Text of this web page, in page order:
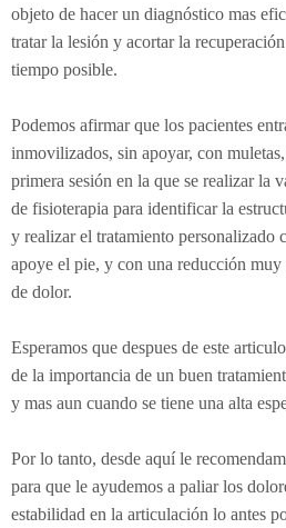
objeto de hacer un diagnóstico mas
tratar la lesión y acortar la
tiempo posible.
Podemos afirmar que los pacientes
inmovilizados, sin apoyar, con
primera sesión en la que se realizar la
de fisioterapia para identificar la
y realizar el tratamiento personalizado
apoye el pie, y con una reducción muy
de dolor.
Esperamos que despues de este
de la importancia de un buen
y mas aun cuando se tiene una alta
Por lo tanto, desde aquí le
para que le ayudemos a paliar los
estabilidad en la articulación lo antes